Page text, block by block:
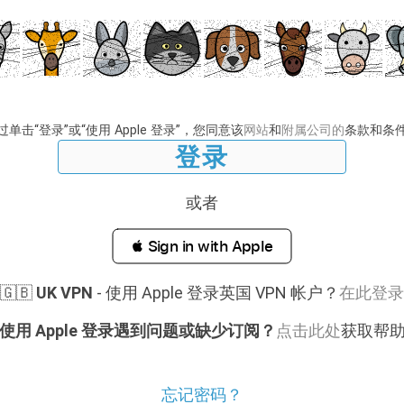
单击“登录”或“使用 Apple 登录”，您同意该网站和附属公司的条款和条
或者
 Sign in with Apple
🇬🇧 UK VPN - 使用 Apple 登录英国 VPN 帐户？ 在此登录
用 Apple 登录遇到问题或缺少订阅？ 点击此处获取帮
忘记密码？